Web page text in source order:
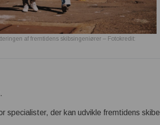
af fremtidens skibsingeniører – Fotokredit:
specialister, der kan udvikle fremtidens skibe